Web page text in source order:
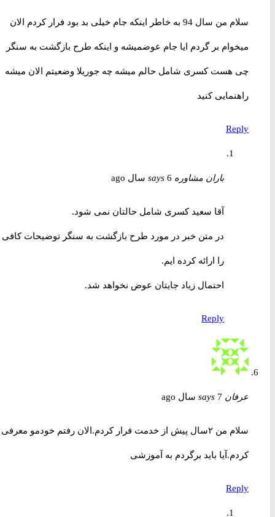
سلام من سال 94 به خاطر اینکه جام خیلی بد بود فرار کردم الان
میخوام بر گردم ایا جام عوضمیشه و اینکه طرح بازگشت به سنگر
چی هست کسری شامل حالم میشه چه جوریلا وضعیتم الان میشه
راهنمایی کنید
Reply
باران مشاوره says 6 سال ago
آقا سعید کسری شامل حالتان نمی شود.
در متن خبر در مورد طرح بازگشت به سنگر توضیحات کافی
را ارائه کرده ایم.
احتمال زیاد جایتان عوض نخواهد شد.
Reply
عرفان says 7 سال ago
سلام من ۲سال پیش از خدمت فرار کردم.الان رفتم خودمو معرفی
کردم.آیا باید برگردم به آموزشی
Reply